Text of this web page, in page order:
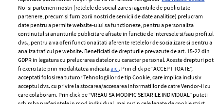
ELLE Style Awards
2024
Despre ELLE
Romania
Contact
Abonamente
Termeni si conditii
Politica de
confidențialitate
Politica de cookies
Publicitate
Noi si partenerii nostri (retelele de socializare si agentiile de publicitate
partenere, precum si furnizorii nostri de servicii de date analitice) prelucram
date pentru a permite website-ului sa functioneze, pentru a personaliza
continutul si anunturile publicitare afisate in functie de interesele si/sau profilul
dvs., pentru a va oferi functionalitati aferente retelelor de socializare si pentru a
analiza traficul pe website. Beneficiati de drepturile prevazute de art. 15-22 din
GDPR in legatura cu prelucrarea datelor cu caracter personal. Aceste drepturi pot
fi exercitate prin modalitatea indicataaici. Prin click pe “ACCEPT TOATE”,
acceptati folosirea tuturor Tehnologiilor de tip Cookie, care implica inclusiv
acceptul dvs. cu privire la stocarea/accesarea informatiilor de catre Vendor-ii cu
care colaboram. Prin click pe “VREAU SA MODIFIC SETARILE INDIVIDUAL” puteti